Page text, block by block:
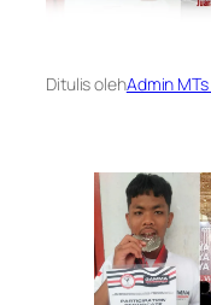
Ditulis olehAdmin